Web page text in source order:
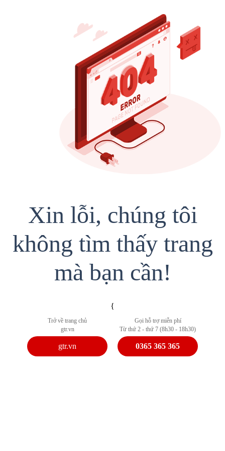
Xin lỗi, chúng tôi
không tìm thấy trang
mà bạn cần!
{
Trở về trang chủ
gtr.vn
gtr.vn
Gọi hỗ trợ miễn phí
Từ thứ 2 - thứ 7 (8h30 - 18h30)
0365 365 365